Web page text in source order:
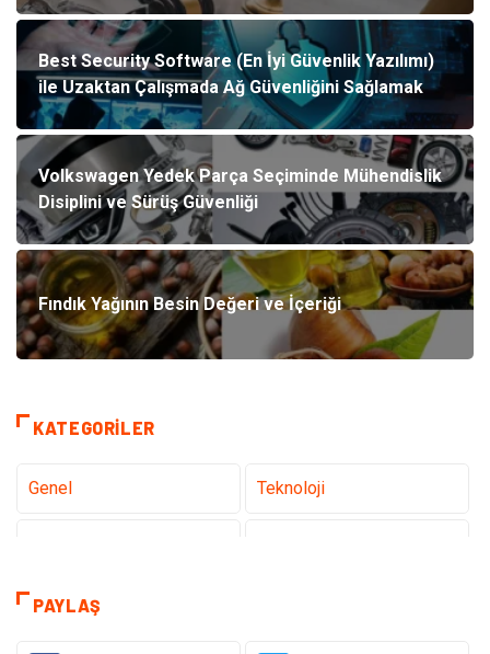
Best Security Software (En İyi Güvenlik Yazılımı)
ile Uzaktan Çalışmada Ağ Güvenliğini Sağlamak
Volkswagen Yedek Parça Seçiminde Mühendislik
Disiplini ve Sürüş Güvenliği
Fındık Yağının Besin Değeri ve İçeriği
KATEGORILER
Genel Teknoloji
Eğitim
PAYLAŞ